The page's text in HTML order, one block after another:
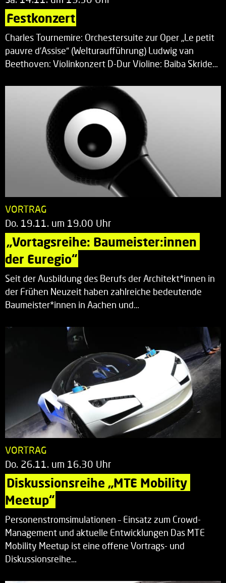
Festkonzert
Charles Tournemire: Orchestersuite zur Oper „Le petit
pauvre d’Assise“ (Welturaufführung) Ludwig van
Beethoven: Violinkonzert D-Dur Violine: Baiba Skride…
VORTRAG
Do. 19.11. um 19.00 Uhr
„Vortagsreihe: Baumeister:innen
der Euregio“
Seit der Ausbildung des Berufs der Architekt*innen in
der Frühen Neuzeit haben zahlreiche bedeutende
Baumeister*innen in Aachen und…
VORTRAG
Do. 26.11. um 16.30 Uhr
Diskussionsreihe „MTE Mobility
Meetup“
Personenstromsimulationen – Einsatz zum Crowd-
Management und aktuelle Entwicklungen Das MTE
Mobility Meetup ist eine offene Vortrags- und
Diskussionsreihe…